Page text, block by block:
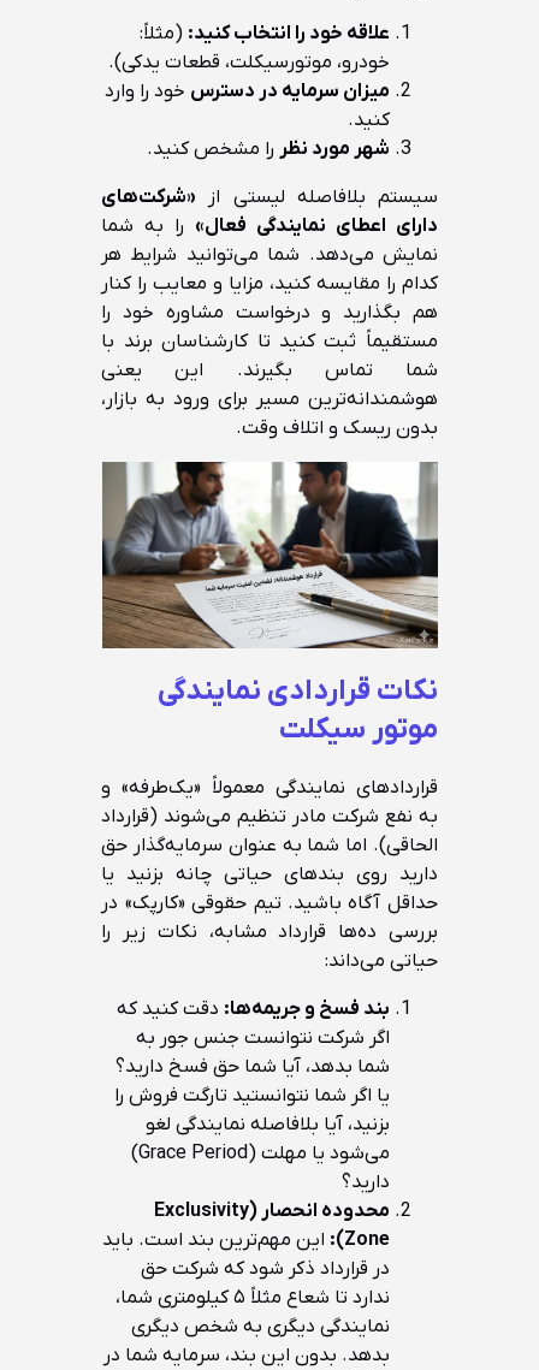
علاقه خود را انتخاب کنید: (مثلاً:
خودرو، موتورسیکلت، قطعات یدکی).
میزان سرمایه در دسترس خود را وارد
کنید.
شهر مورد نظر را مشخص کنید.
سیستم بلافاصله لیستی از «شرکت‌های
دارای اعطای نمایندگی فعال» را به شما
نمایش می‌دهد. شما می‌توانید شرایط هر
کدام را مقایسه کنید، مزایا و معایب را کنار
هم بگذارید و درخواست مشاوره خود را
مستقیماً ثبت کنید تا کارشناسان برند با
شما تماس بگیرند. این یعنی
هوشمندانه‌ترین مسیر برای ورود به بازار،
بدون ریسک و اتلاف وقت.
نکات قراردادی نمایندگی
موتور سیکلت
قراردادهای نمایندگی معمولاً «یک‌طرفه» و
به نفع شرکت مادر تنظیم می‌شوند (قرارداد
الحاقی). اما شما به عنوان سرمایه‌گذار حق
دارید روی بندهای حیاتی چانه بزنید یا
حداقل آگاه باشید. تیم حقوقی «کارپک» در
بررسی ده‌ها قرارداد مشابه، نکات زیر را
حیاتی می‌داند:
بند فسخ و جریمه‌ها: دقت کنید که
اگر شرکت نتوانست جنس جور به
شما بدهد، آیا شما حق فسخ دارید؟
یا اگر شما نتوانستید تارگت فروش را
بزنید، آیا بلافاصله نمایندگی لغو
می‌شود یا مهلت (Grace Period)
دارید؟
محدوده انحصار (Exclusivity
Zone):
این مهم‌ترین بند است. باید
در قرارداد ذکر شود که شرکت حق
ندارد تا شعاع مثلاً ۵ کیلومتری شما،
نمایندگی دیگری به شخص دیگری
بدهد. بدون این بند، سرمایه شما در